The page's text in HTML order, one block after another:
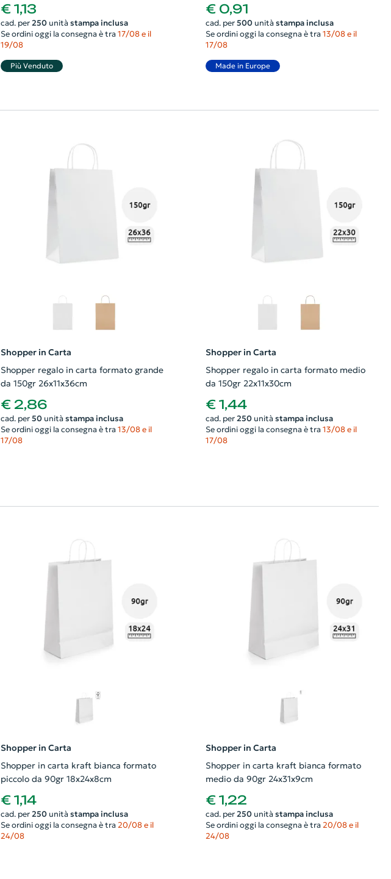
€ 1,13
cad. per 250unità stampa inclusa
Se ordini oggi la consegna è tra 17/08 e il
19/08
Più Venduto
€ 0,91
cad. per 500unità stampa inclusa
Se ordini oggi la consegna è tra 13/08 e il
17/08
Made in Europe
Shopper in Carta
Shopper regalo in carta formato grande
da 150gr 26x11x36cm
€ 2,86
cad. per 50unità stampa inclusa
Se ordini oggi la consegna è tra 13/08 e il
17/08
Shopper in Carta
Shopper regalo in carta formato medio
da 150gr 22x11x30cm
€ 1,44
cad. per 250unità stampa inclusa
Se ordini oggi la consegna è tra 13/08 e il
17/08
Shopper in Carta
Shopper in carta kraft bianca formato
piccolo da 90gr 18x24x8cm
€ 1,14
cad. per 250unità stampa inclusa
Se ordini oggi la consegna è tra 20/08 e il
24/08
Shopper in Carta
Shopper in carta kraft bianca formato
medio da 90gr 24x31x9cm
€ 1,22
cad. per 250unità stampa inclusa
Se ordini oggi la consegna è tra 20/08 e il
24/08